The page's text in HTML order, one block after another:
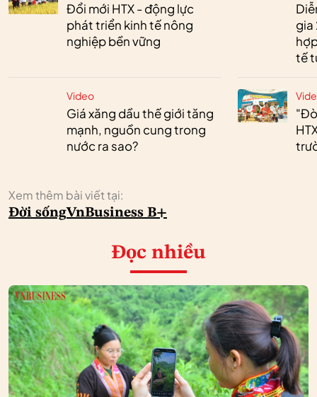
Đổi mới HTX - động lực
phát triển kinh tế nông
nghiệp bền vững
Video
Giá xăng dầu thế giới tăng
mạnh, nguồn cung trong
nước ra sao?
gia
tế
Xem thêm bài viết tại:
Đời sốngVnBusiness B+
Đọc nhiều